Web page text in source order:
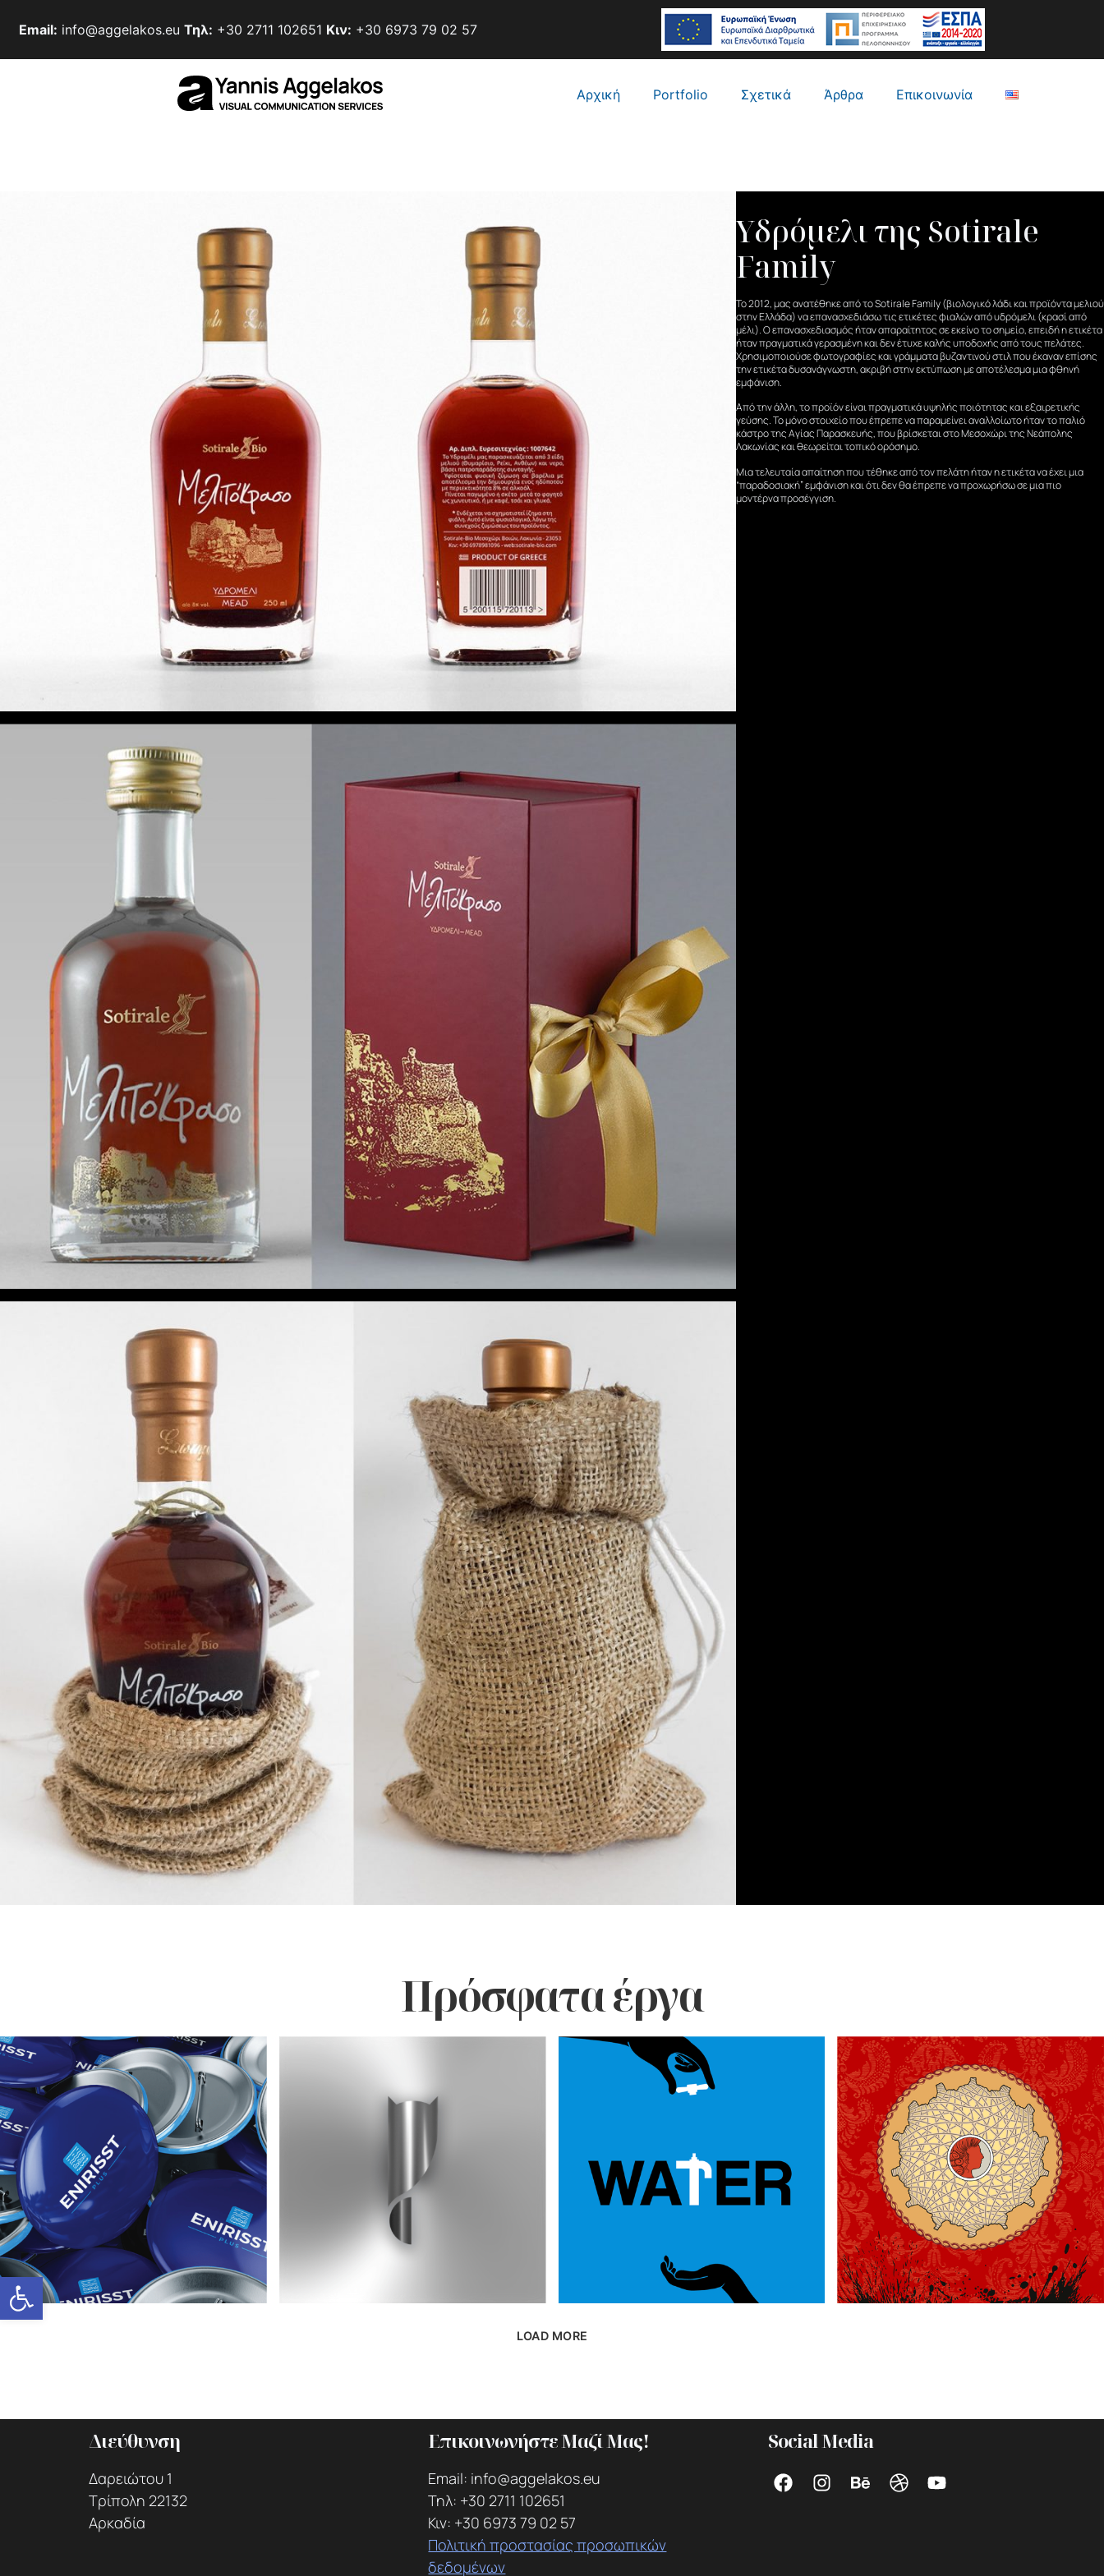
Ανοίξτε τη γραμμή εργαλείων
Email: info@aggelakos.eu Τηλ: +30 2711 102651 Κιν: +30 6973 79 02 57
Αρχική Portfolio Σχετικά Άρθρα Επικοινωνία
Υδρόμελι της Sotirale
Family
Το 2012, μας ανατέθηκε από το Sotirale Family (βιολογικό λάδι και προϊόντα μελιού
στην Ελλάδα) να επανασχεδιάσω τις ετικέτες φιαλών από υδρόμελι (κρασί από
μέλι). Ο επανασχεδιασμός ήταν απαραίτητος σε εκείνο το σημείο, επειδή η ετικέτα
ήταν πραγματικά γερασμένη και δεν έτυχε καλής υποδοχής από τους πελάτες.
Χρησιμοποιούσε φωτογραφίες και γράμματα βυζαντινού στιλ που έκαναν επίσης
την ετικέτα δυσανάγνωστη, ακριβή στην εκτύπωση με αποτέλεσμα μια φθηνή
εμφάνιση.
Από την άλλη, το προϊόν είναι πραγματικά υψηλής ποιότητας και εξαιρετικής
γεύσης. Το μόνο στοιχείο που έπρεπε να παραμείνει αναλλοίωτο ήταν το παλιό
κάστρο της Αγίας Παρασκευής, που βρίσκεται στο Μεσοχώρι της Νεάπολης
Λακωνίας και θεωρείται τοπικό ορόσημο.
Μια τελευταία απαίτηση που τέθηκε από τον πελάτη ήταν η ετικέτα να έχει μια
“παραδοσιακή” εμφάνιση και ότι δεν θα έπρεπε να προχωρήσω σε μια πιο
μοντέρνα προσέγγιση.
Πρόσφατα έργα
LOAD MORE
Διεύθυνση
Δαρειώτου 1
Τρίπολη 22132
Αρκαδία
Επικοινωνήστε Μαζί Μας!
Email: info@aggelakos.eu
Τηλ: +30 2711 102651
Κιν: +30 6973 79 02 57
Πολιτική προστασίας προσωπικών
δεδομένων
Social Media